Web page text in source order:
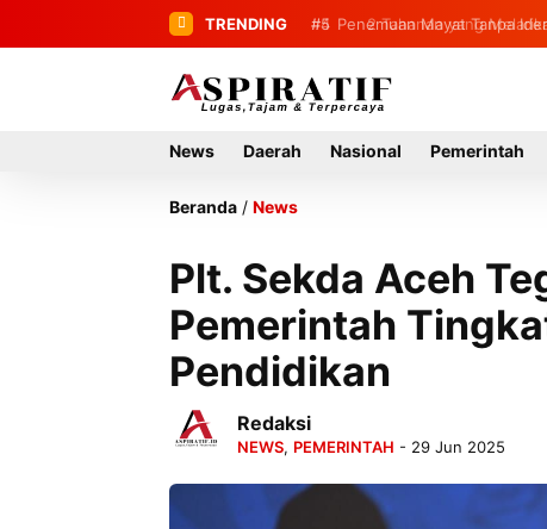
TRENDING #5 Penemuan Mayat Tanpa
News Daerah Nasional Pemerintah
Beranda / News
Plt. Sekda Aceh
Pemerintah
Pendidikan
Redaksi
NEWS, PEMERINTAH - 29 Jun 2025